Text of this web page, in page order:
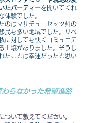
たパーティーを開いてくれ
体験でした。
のはマサチューセッツ州の
民も多い地域でした。リベ
に対しても快くコミュニテ
土壌がありました。そうし
たことは幸運だったと思い
らなかった希望進路
ついて教えてください。